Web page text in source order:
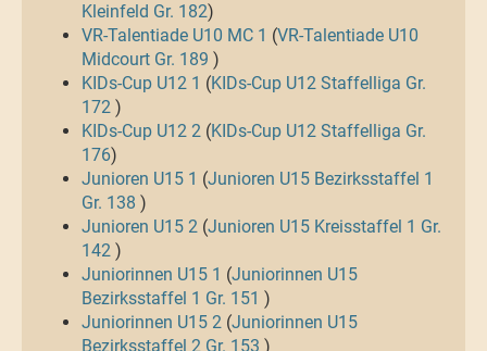
Kleinfeld Gr. 182)
VR-Talentiade U10 MC 1 (VR-Talentiade U10
Midcourt Gr. 189 )
KIDs-Cup U12 1 (KIDs-Cup U12 Staffelliga Gr.
172 )
KIDs-Cup U12 2 (KIDs-Cup U12 Staffelliga Gr.
176)
Junioren U15 1 (Junioren U15 Bezirksstaffel 1
Gr. 138 )
Junioren U15 2 (Junioren U15 Kreisstaffel 1 Gr.
142 )
Juniorinnen U15 1 (Juniorinnen U15
Bezirksstaffel 1 Gr. 151 )
Juniorinnen U15 2 (Juniorinnen U15
Bezirksstaffel 2 Gr. 153 )